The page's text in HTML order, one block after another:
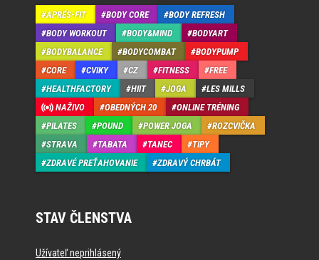
APRÉS-FIT BODY CORE
BODY REFRESH
BODY WORKOUT
BODY&MIND
BODYART
BODYBALANCE
BODYCOMBAT
BODYPUMP
CORE
CVIKY CZ FITNESS
FREE
HEALTHFACTORY
HIIT JOGA
LES MILLS
NAŽIVO
OBEDNÝCH 20
ONLINE TRÉNING
PILATES
POUND POWER JOGA
ROZCVIČKA
STRAVA
TABATA TANEC
TIPY
ZDRAVÉ PREŤAHOVANIE
ZDRAVÝ CHRBÁT
STAV ČLENSTVA
Užívateľ neprihlásený